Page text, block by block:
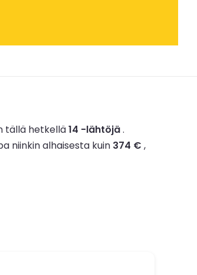
tällä hetkellä14 -lähtöjä.
niinkin alhaisesta kuin 374 € ,